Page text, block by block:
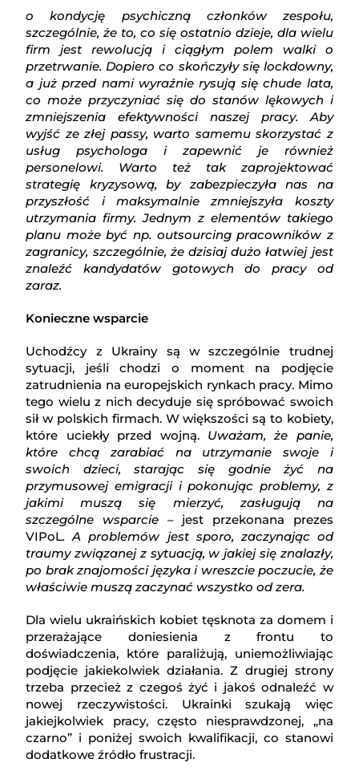
o kondycję psychiczną członków zespołu,
szczególnie, że to, co się ostatnio dzieje, dla wielu
firm jest rewolucją i ciągłym polem walki o
przetrwanie. Dopiero co skończyły się lockdowny,
a już przed nami wyraźnie rysują się chude lata,
co może przyczyniać się do stanów lękowych i
zmniejszenia efektywności naszej pracy. Aby
wyjść ze złej passy, warto samemu skorzystać z
usług psychologa i zapewnić je również
personelowi. Warto też tak zaprojektować
strategię kryzysową, by zabezpieczyła nas na
przyszłość i maksymalnie zmniejszyła koszty
utrzymania firmy. Jednym z elementów takiego
planu może być np. outsourcing pracowników z
zagranicy, szczególnie, że dzisiaj dużo łatwiej jest
znaleźć kandydatów gotowych do pracy od
zaraz.
Konieczne wsparcie
Uchodźcy z Ukrainy są w szczególnie trudnej
sytuacji, jeśli chodzi o moment na podjęcie
zatrudnienia na europejskich rynkach pracy. Mimo
tego wielu z nich decyduje się spróbować swoich
sił w polskich firmach. W większości są to kobiety,
które uciekły przed wojną.Uważam, że panie,
które chcą zarabiać na utrzymanie swoje i
swoich dzieci, starając się godnie żyć na
przymusowej emigracji i pokonując problemy, z
jakimi muszą się mierzyć, zasługują na
szczególne wsparcie – jest przekonana prezes
VIPoL. A problemów jest sporo, zaczynając od
traumy związanej z sytuacją, w jakiej się znalazły,
po brak znajomości języka i wreszcie poczucie, że
właściwie muszą zaczynać wszystko od zera.
Dla wielu ukraińskich kobiet tęsknota za domem i
przerażające doniesienia z frontu to
doświadczenia, które paraliżują, uniemożliwiając
podjęcie jakiekolwiek działania. Z drugiej strony
trzeba przecież z czegoś żyć i jakoś odnaleźć w
nowej rzeczywistości. Ukrainki szukają więc
jakiejkolwiek pracy, często niesprawdzonej, „na
czarno” i poniżej swoich kwalifikacji, co stanowi
dodatkowe źródło frustracji.